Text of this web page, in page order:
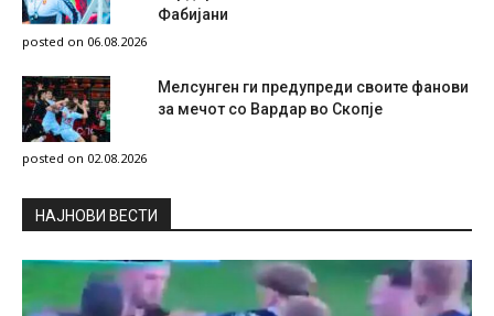
Фабијани
posted on 06.08.2026
Мелсунген ги предупреди своите фанови
за мечот со Вардар во Скопје
posted on 02.08.2026
НAЈНОВИ ВЕСТИ